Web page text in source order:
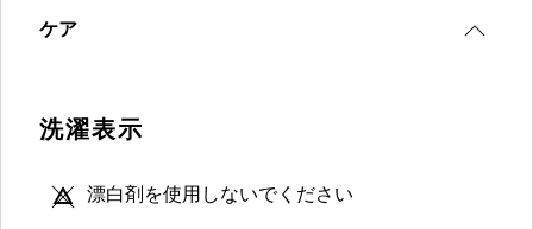
ケア
洗濯表示
漂白剤を使用しないでください